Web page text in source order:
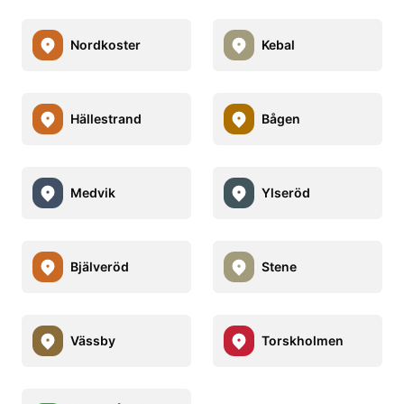
Nordkoster Kebal
Hällestrand Bågen
Medvik Ylseröd
Bjälveröd Stene
Vässby Torskholmen